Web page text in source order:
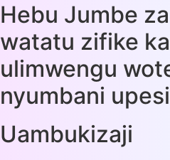
Hebu Jumbe
watatu zifike
ulimwengu
nyumbani upesi
Uambukizaji